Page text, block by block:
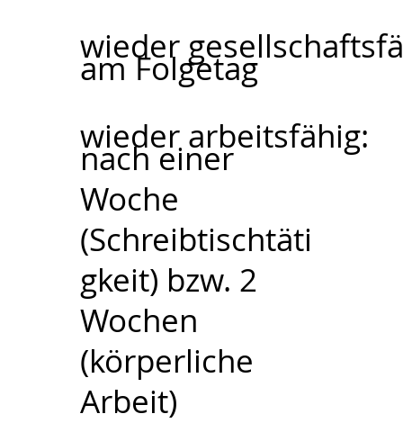
wieder
am Folgetag
wieder arbeitsfähig:
nach einer
Woche
(Schreibtischtäti
gkeit) bzw. 2
Wochen
(körperliche
Arbeit)